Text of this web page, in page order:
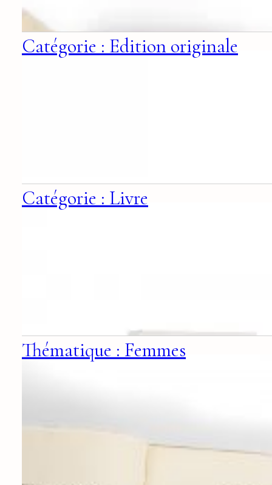
Catégorie : Edition originale
Catégorie : Livre
Thématique : Femmes